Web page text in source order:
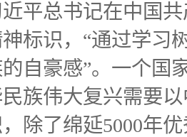
平总书记在中国
标识，“通过学习
自豪感”。一个国
族伟大复兴需要
除了绵延5000年